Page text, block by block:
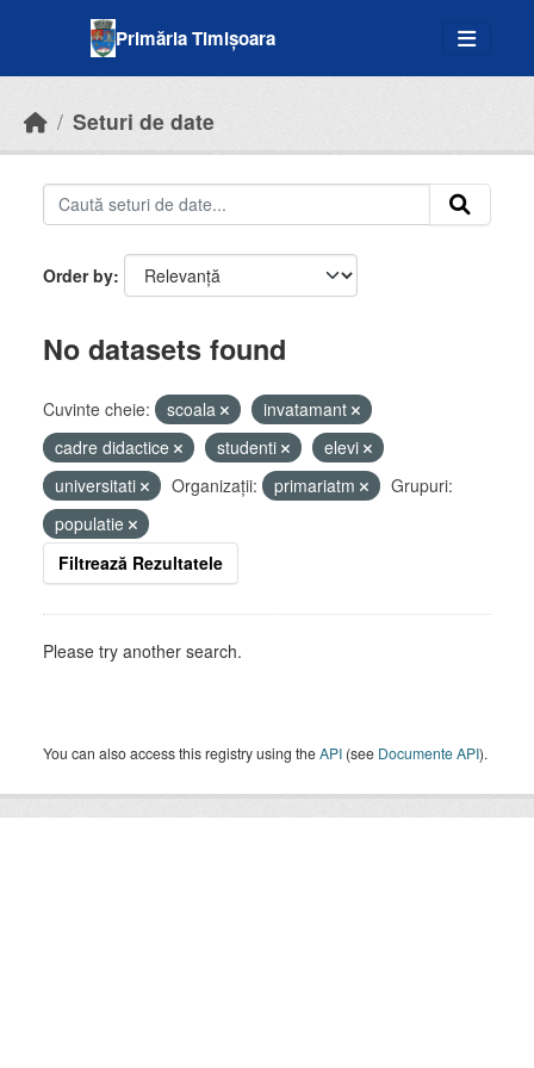
Primăria Timișoara
Seturi de date
Order by
No datasets found
Cuvinte cheie: scoala
invatamant
cadre didactice
studenti
elevi
universitati
Organizații: primariatm
Grupuri:
populatie
Filtrează Rezultatele
Please try another search.
You can also access this registry using theAPI (see Documente API).